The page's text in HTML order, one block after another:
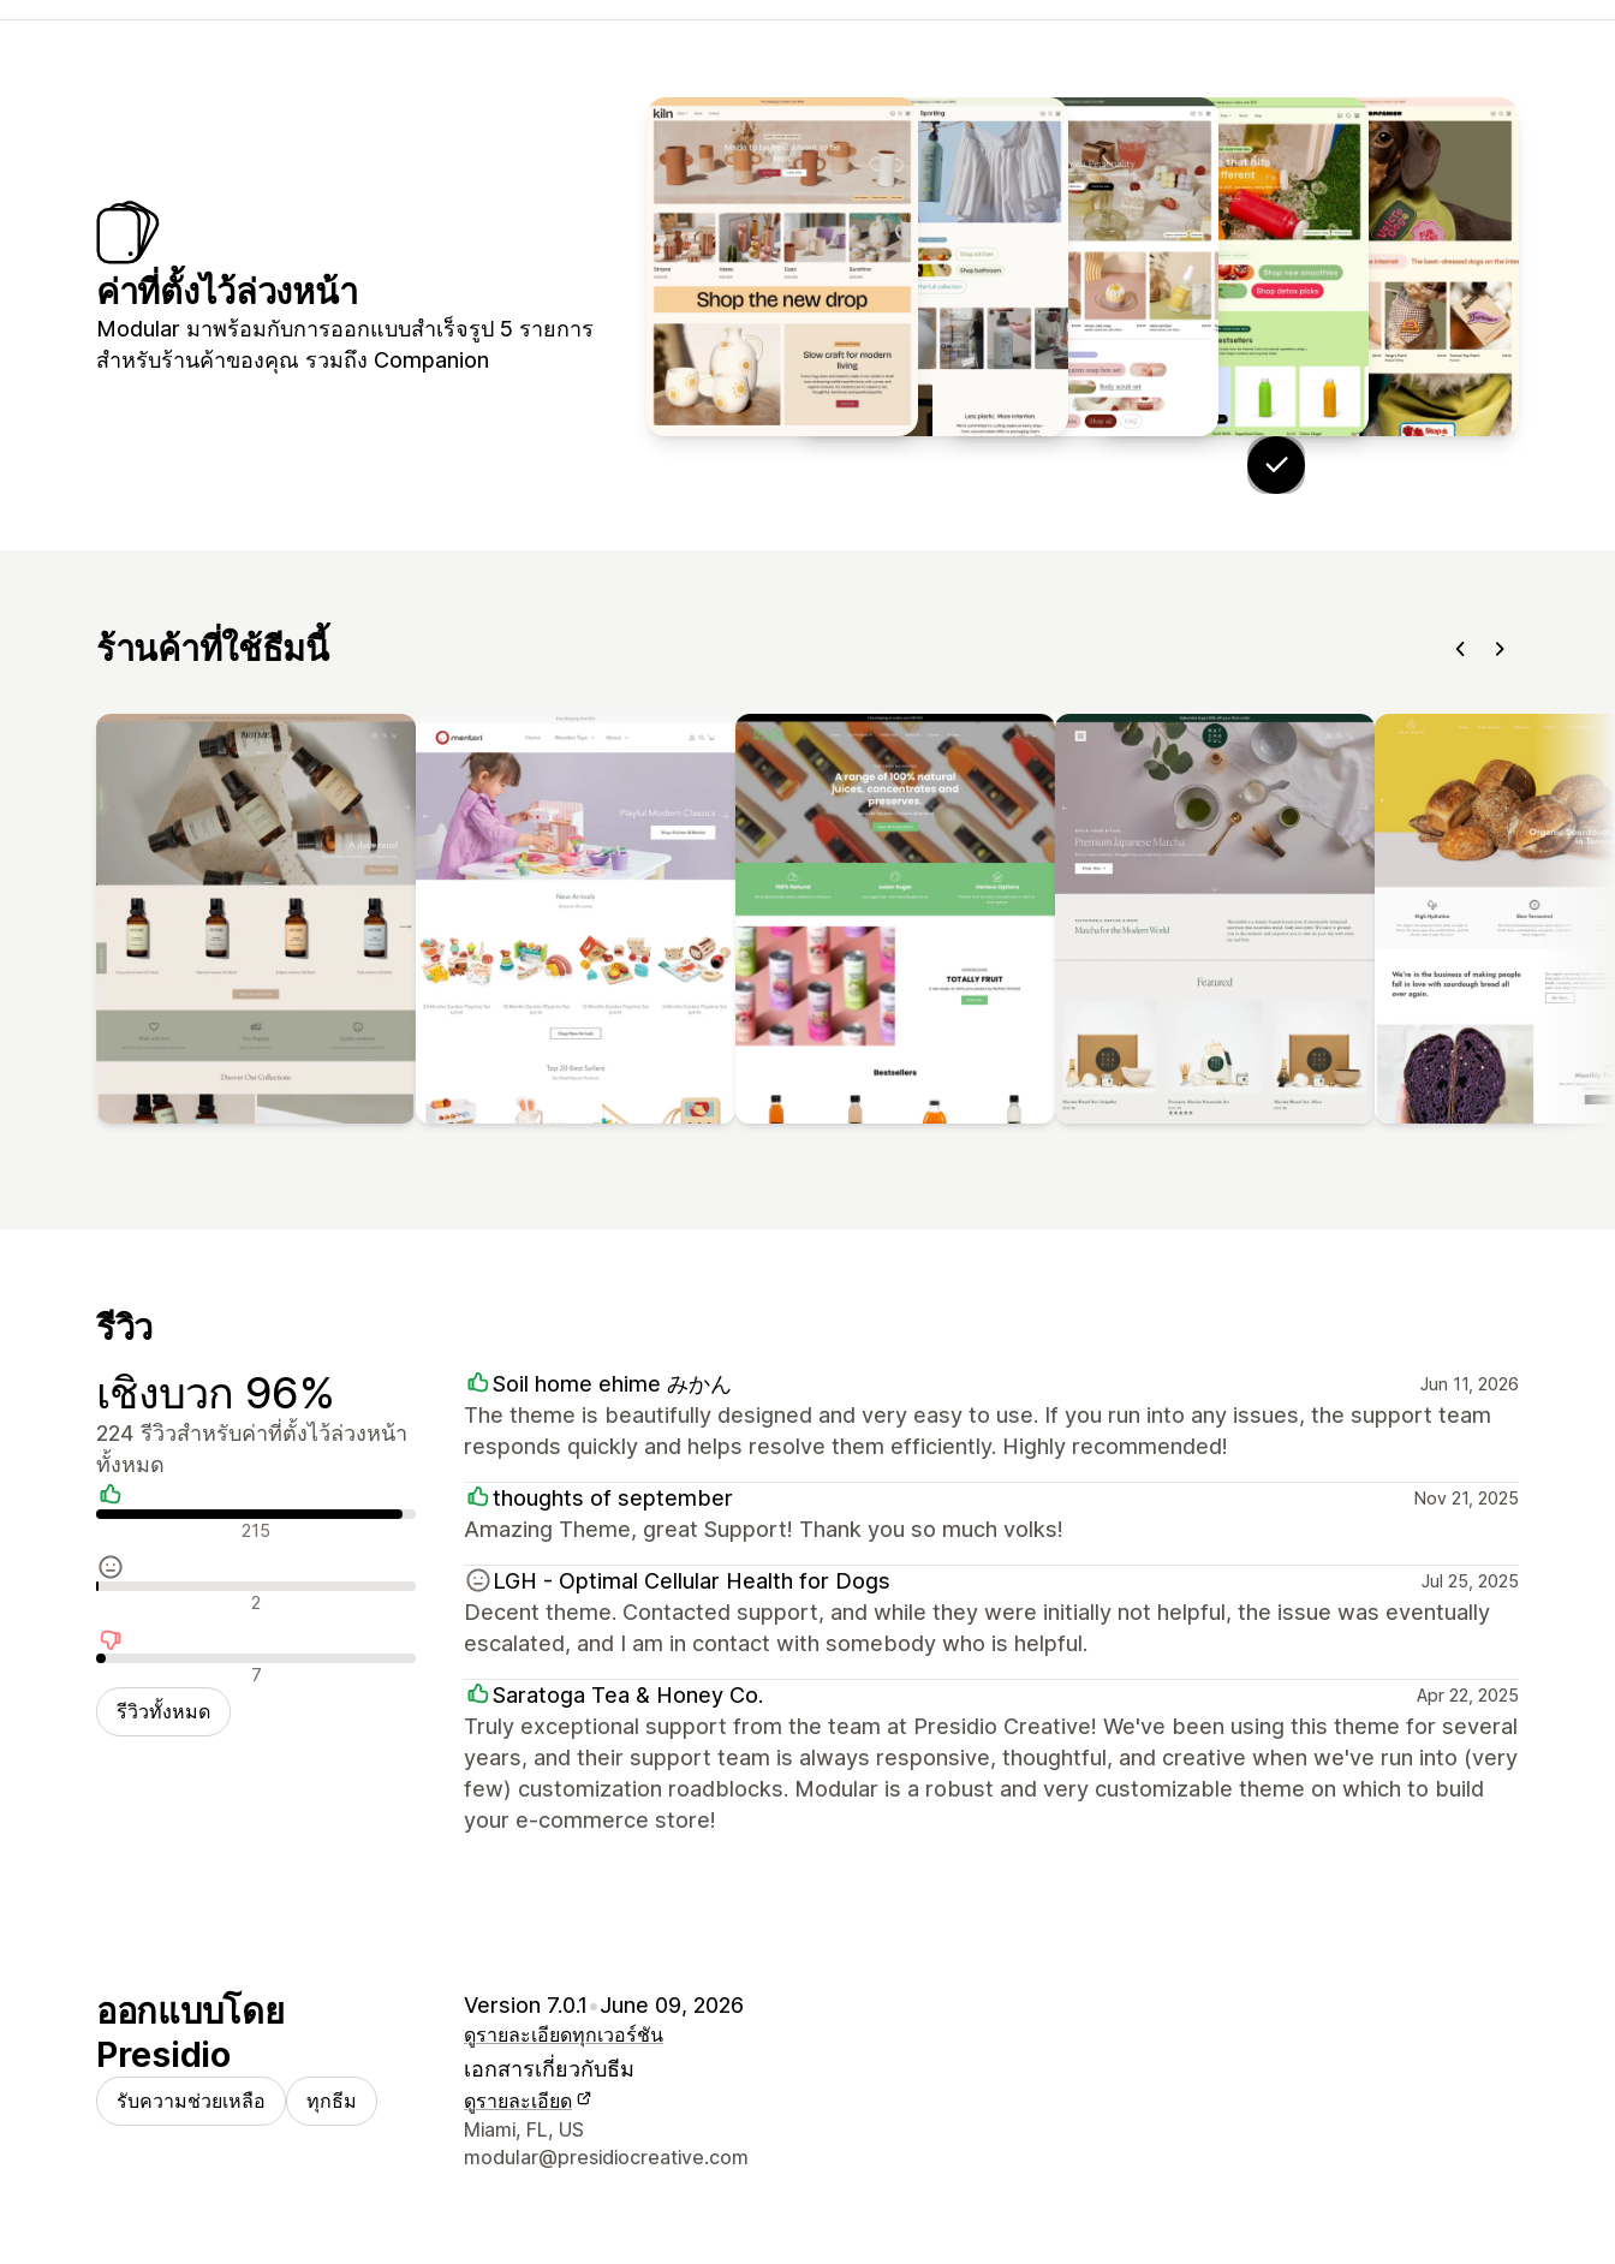
ค่าที่ตั้งไว้ล่วงหน้า
Modular มาพร้อมกับการออกแบบสำเร็จรูป 5 รายการ
สำหรับร้านค้าของคุณ รวมถึง Companion
ร้านค้าที่ใช้ธีมนี้
รีวิว
เชิงบวก 96%
224 รีวิวสำหรับค่าที่ตั้งไว้ล่วงหน้า
ทั้งหมด
รีวิวเชิงบวก 215
รีวิวที่เป็นกลาง 2
รีวิวเชิงลบ 7
รีวิวทั้งหมด
Soil home ehime みかん Jun 11, 2026
The theme is beautifully designed and very easy to use. If you run into any issues, the support team
responds quickly and helps resolve them efficiently. Highly recommended!
thoughts of september Nov 21, 2025
Amazing Theme, great Support! Thank you so much volks!
LGH - Optimal Cellular Health for Dogs Jul 25, 2025
Decent theme. Contacted support, and while they were initially not helpful, the issue was eventually
escalated, and I am in contact with somebody who is helpful.
Saratoga Tea & Honey Co. Apr 22, 2025
Truly exceptional support from the team at Presidio Creative! We've been using this theme for several
years, and their support team is always responsive, thoughtful, and creative when we've run into (very
few) customization roadblocks. Modular is a robust and very customizable theme on which to build
your e-commerce store!
ออกแบบโดย
Presidio
รับความช่วยเหลือ ทุกธีม
Version 7.0.1•June 09, 2026
ดูรายละเอียดทุกเวอร์ชัน
เอกสารเกี่ยวกับธีม
ดูรายละเอียด
รายละเอียดการติดต่อผู้ออกแบบ
Miami, FL, US
modular@presidiocreative.com